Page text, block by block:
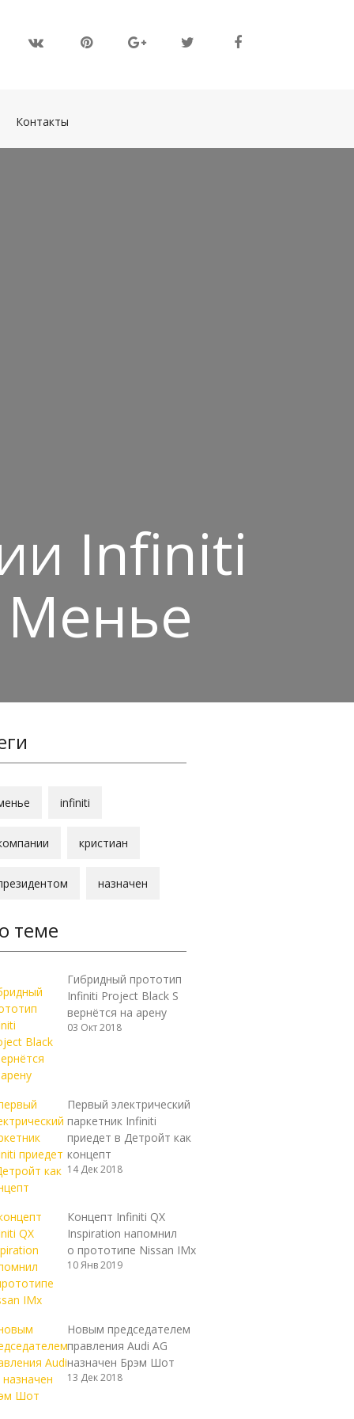
Контакты
Infiniti
Менье
infiniti
кристиан
назначен
теме
Гибридный прототип
Infiniti Project Black S
вернётся на арену
03 Окт 2018
Первый электрический
паркетник Infiniti
приедет в Детройт как
концепт
14 Дек 2018
Концепт Infiniti QX
Inspiration напомнил
о прототипе Nissan IMx
10 Янв 2019
Новым председателем
правления Audi AG
назначен Брэм Шот
13 Дек 2018